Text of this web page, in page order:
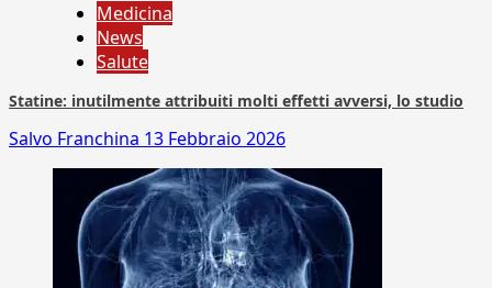
Medicina
News
Salute
Statine: inutilmente attribuiti molti effetti avversi, lo studio
Salvo Franchina 13 Febbraio 2026